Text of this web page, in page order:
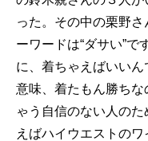
った。その中の栗野
ーワードは“ダサい”
に、着ちゃえばいい
意味、着たもん勝ち
ゃう自信のない人の
えばハイウエストの